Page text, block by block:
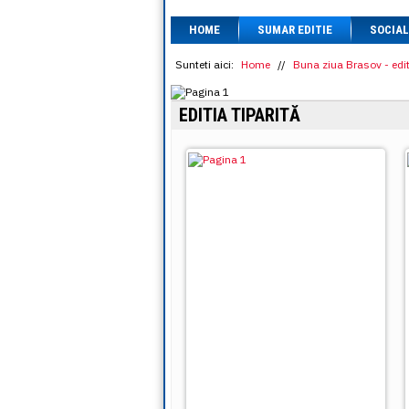
HOME SUMAR EDITIE SOCIAL
Sunteti aici: Home // Buna ziua Brasov -
EDITIA TIPARITĂ